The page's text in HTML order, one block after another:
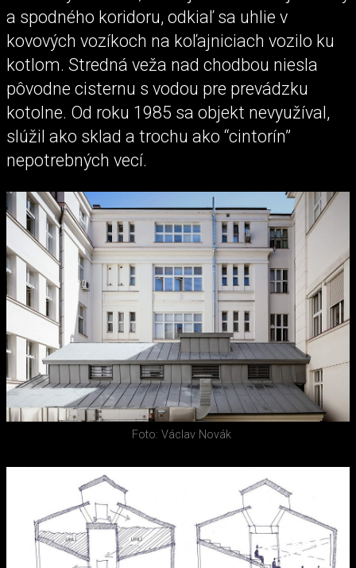
a spodného koridoru, odkiaľ sa uhlie v
kovových vozíkoch na koľajniciach vozilo ku
kotlom. Stredná veža nad chodbou niesla
pôvodne cisternu s vodou pre prevádzku
kotolne. Od roku 1985 sa objekt nevyužíval,
slúžil ako sklad a trochu ako “cintorín”
nepotrebných vecí.
Foto: Václav Novák